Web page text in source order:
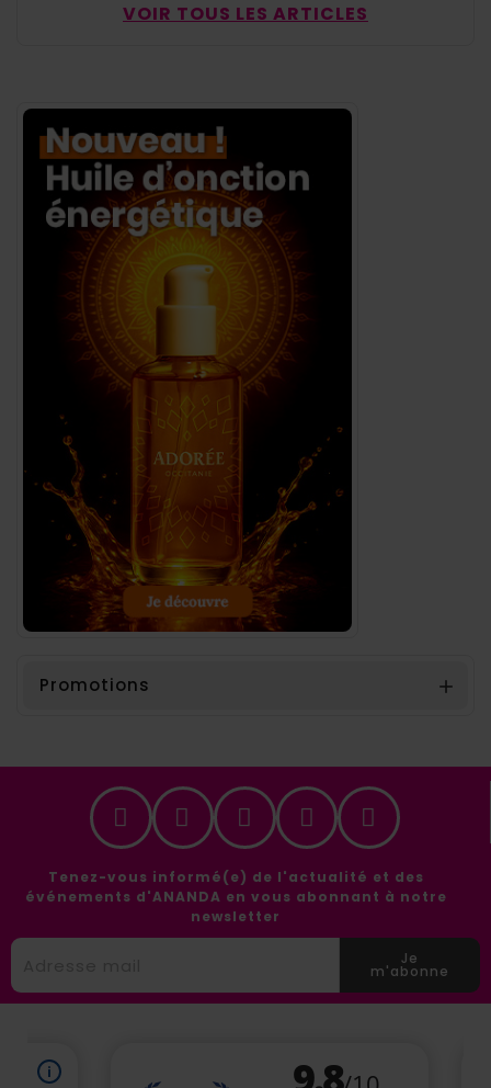
VOIR TOUS LES ARTICLES
Promotions 
Tenez-vous informé(e) de l'actualité et des
événements d'ANANDA en vous abonnant à notre
newsletter
Je
m'abonne